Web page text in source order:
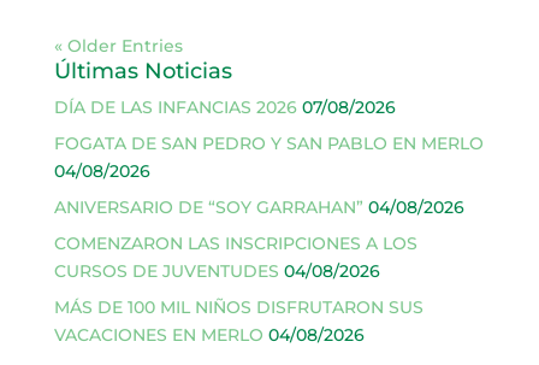
« Older Entries
Últimas Noticias
DÍA DE LAS INFANCIAS 2026 07/08/2026
FOGATA DE SAN PEDRO Y SAN PABLO EN MERLO
04/08/2026
ANIVERSARIO DE “SOY GARRAHAN” 04/08/2026
COMENZARON LAS INSCRIPCIONES A LOS
CURSOS DE JUVENTUDES 04/08/2026
MÁS DE 100 MIL NIÑOS DISFRUTARON SUS
VACACIONES EN MERLO 04/08/2026